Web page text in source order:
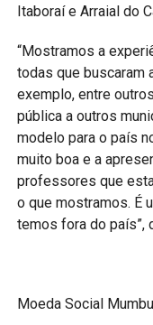
Itaboraí e Arraial do
“Mostramos a
todas que buscaram
exemplo, entre
pública a outros
modelo para o país
muito boa e a
professores que
o que mostramos. É
temos fora do país”,
Moeda Social